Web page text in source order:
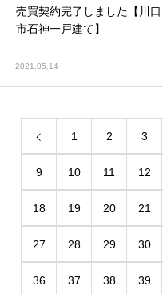
売買契約完了しました【川口
市石神一戸建て】
2021.05.14
1 2 3
9 10 11 12
18 19 20 21
27 28 29 30
36 37 38 39